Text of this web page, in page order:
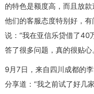
的特色是额度高，而且放
他们的客服态度特别好，
说：“我在亚信乐贷借了40
答了很多问题，真的很贴心
9月7日，来自四川成都的
分享道：“我之前试了好几